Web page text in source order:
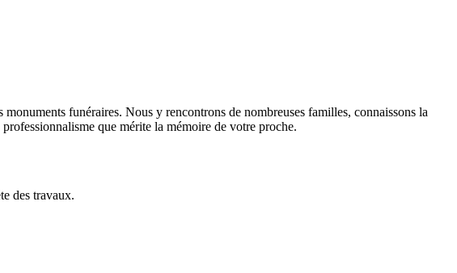
funéraires. Nous y rencontrons de nombreuses familles, connaissons la
que mérite la mémoire de votre proche.
des travaux.